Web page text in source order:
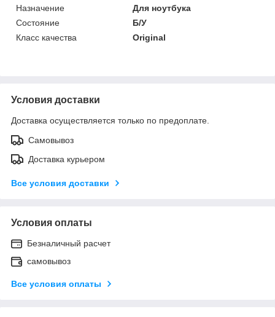
Назначение
Для ноутбука
Состояние
Б/У
Класс качества
Original
Условия доставки
Доставка осуществляется только по предоплате.
Самовывоз
Доставка курьером
Все условия доставки
Условия оплаты
Безналичный расчет
самовывоз
Все условия оплаты